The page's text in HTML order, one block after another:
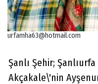
urfamha63@hotmail.com
Şanlı Şehir;
Akçakale\'nin